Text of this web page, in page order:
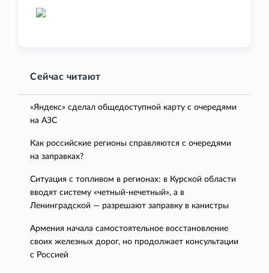
Сейчас читают
«Яндекс» сделал общедоступной карту с очередями
на АЗС
Как российские регионы справляются с очередями
на заправках?
Ситуация с топливом в регионах: в Курской области
вводят систему «четный-нечетный», а в
Ленинградской — разрешают заправку в канистры
Армения начала самостоятельное восстановление
своих железных дорог, но продолжает консультации
с Россией